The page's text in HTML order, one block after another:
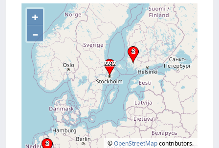
+
–
©OpenStreetMapcontributors.